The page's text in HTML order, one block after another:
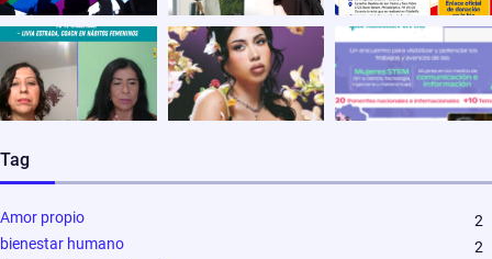
Tag
Amor propio
2
bienestar humano
2